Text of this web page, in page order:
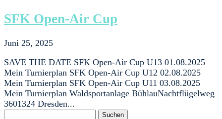
SFK Open-Air Cup
Juni 25, 2025
SAVE THE DATE SFK Open-Air Cup U13 01.08.2025
Mein Turnierplan SFK Open-Air Cup U12 02.08.2025
Mein Turnierplan SFK Open-Air Cup U11 03.08.2025
Mein Turnierplan Waldsportanlage BühlauNachtflügelweg
3601324 Dresden...
Suchen